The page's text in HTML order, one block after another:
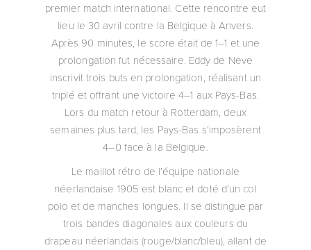
premier match international. Cette rencontre eut
lieu le 30 avril contre la Belgique à Anvers.
Après 90 minutes, le score était de 1–1 et une
prolongation fut nécessaire. Eddy de Neve
inscrivit trois buts en prolongation, réalisant un
triplé et offrant une victoire 4–1 aux Pays-Bas.
Lors du match retour à Rotterdam, deux
semaines plus tard, les Pays-Bas s’imposèrent
4–0 face à la Belgique.
Le maillot rétro de l’équipe nationale
néerlandaise 1905 est blanc et doté d’un col
polo et de manches longues. Il se distingue par
trois bandes diagonales aux couleurs du
drapeau néerlandais (rouge/blanc/bleu), allant de